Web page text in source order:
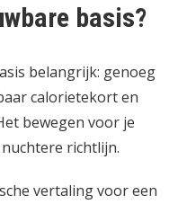
basis?
belangrijk: genoeg
calorietekort en
bewegen voor je
richtlijn.
vertaling voor een